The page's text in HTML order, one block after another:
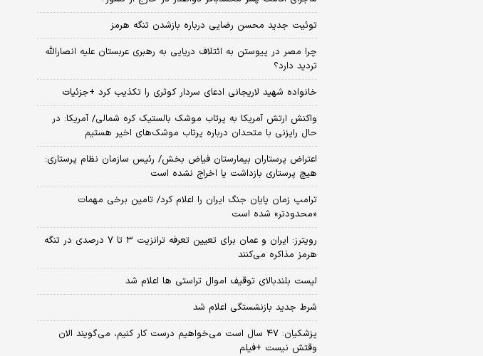
توئیت جدید محسن رضایی درباره بازشدن تنگه هرمز
چرا مصر در پیوستن به ائتلاف دریایی به رهبری عربستان علیه انصارالله
تردید دارد؟
خانواده شهید لاریجانی ادعای سردار کوثری را تکذیب کرد +جزئیات
واکنش ارتش آمریکا به پرتاب موشک بالستیک کره شمالی/ آمریکا: در
حال رایزنی با متحدان درباره پرتاب موشک‌های اخیر هستیم
اعتراض پرستاران بیمارستان فیاض بخش/ رئیس سازمان نظام پرستاری:
هیچ پرستاری بازداشت یا اخراج نشده است
ترامپ زمان پایان جنگ ایران را اعلام کرد/ تامین برخی مهمات
«محدودتر» شده است
رویترز: ایران و عمان برای تعیین تعرفه ترانزیت ۳ تا ۷ درصدی در تنگه
هرمز مذاکره می‌کنند
لیست بلندبالای توقیف اموال تراستی ها اعلام شد
شرط جدید بازنشستگی اعلام شد
پزشکیان: ۴۷ سال است می‌خواهیم درست کار کنیم، می‌گویند الان
وقتش نیست +فیلم